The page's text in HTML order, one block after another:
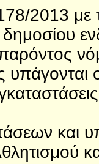
2013 με
παρόντος
και